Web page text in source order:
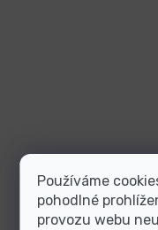
Používáme
pohodlné
provozu webu